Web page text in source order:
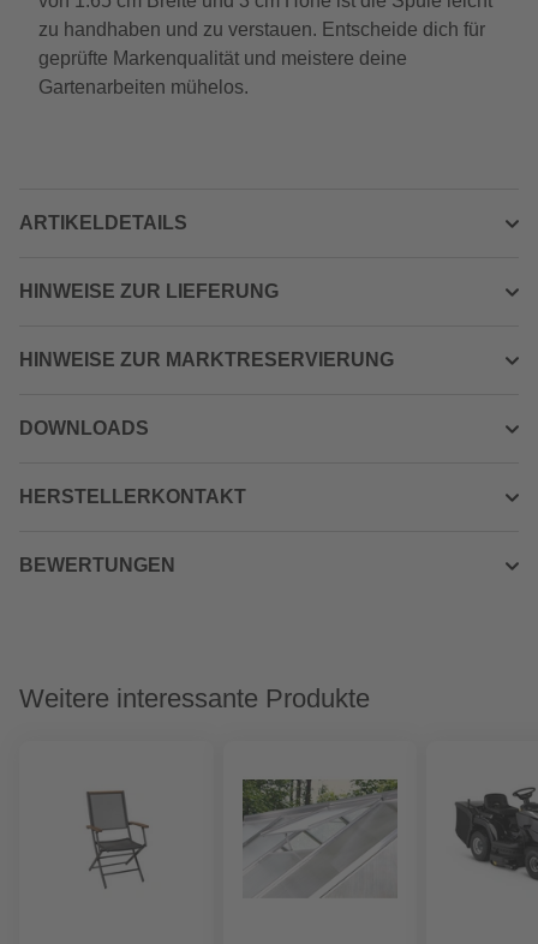
zu handhaben und zu verstauen. Entscheide dich für
geprüfte Markenqualität und meistere deine
Gartenarbeiten mühelos.
ARTIKELDETAILS
HINWEISE ZUR LIEFERUNG
HINWEISE ZUR MARKTRESERVIERUNG
DOWNLOADS
HERSTELLERKONTAKT
BEWERTUNGEN
Weitere interessante Produkte